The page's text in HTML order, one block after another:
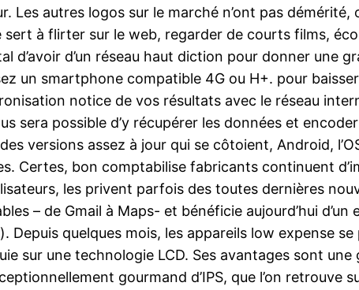
Les autres logos sur le marché n’ont pas
à flirter sur le web, regarder de courts films,
d’avoir d’un réseau haut diction pour donner une
un smartphone compatible 4G ou H+. pour
notice de vos résultats avec le réseau
sera possible d’y récupérer les données et
versions assez à jour qui se côtoient, Android,
Certes, bon comptabilise fabricants continuent
les privent parfois des toutes dernières
– de Gmail à Maps- et bénéficie aujourd’hui
). Depuis quelques mois, les appareils low expense
sur une technologie LCD. Ses avantages sont
gourmand d’IPS, que l’on retrouve